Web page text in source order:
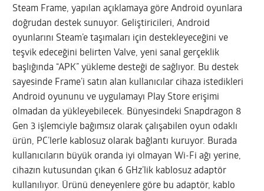
Steam Frame, yapılan açıklamaya göre Android oyunlara
doğrudan destek sunuyor. Geliştiricileri, Android
oyunlarını Steam’e taşımaları için destekleyeceğini ve
teşvik edeceğini belirten Valve, yeni sanal gerçeklik
başlığında “APK” yükleme desteği de sağlıyor. Bu destek
sayesinde Frame’i satın alan kullanıcılar cihaza istedikleri
Android oyununu ve uygulamayı Play Store erişimi
olmadan da yükleyebilecek. Bünyesindeki Snapdragon 8
Gen 3 işlemciyle bağımsız olarak çalışabilen oyun odaklı
ürün, PC’lerle kablosuz olarak bağlantı kuruyor. Burada
kullanıcıların büyük oranda iyi olmayan Wi-Fi ağı yerine,
cihazın kutusundan çıkan 6 GHz’lik kablosuz adaptör
kullanılıyor. Ürünü deneyenlere göre bu adaptör, kablo